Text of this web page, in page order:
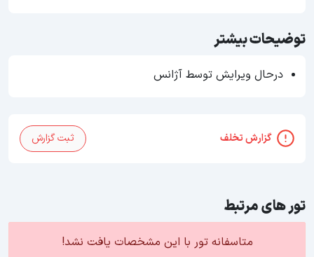
توضیحات بیشتر
درحال ویرایش توسط آژانس
گزارش تخلف ثبت گزارش
تور های مرتبط
متاسفانه تور با این مشخصات یافت نشد!